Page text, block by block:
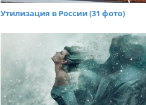
Утилизация в России (31 фото)